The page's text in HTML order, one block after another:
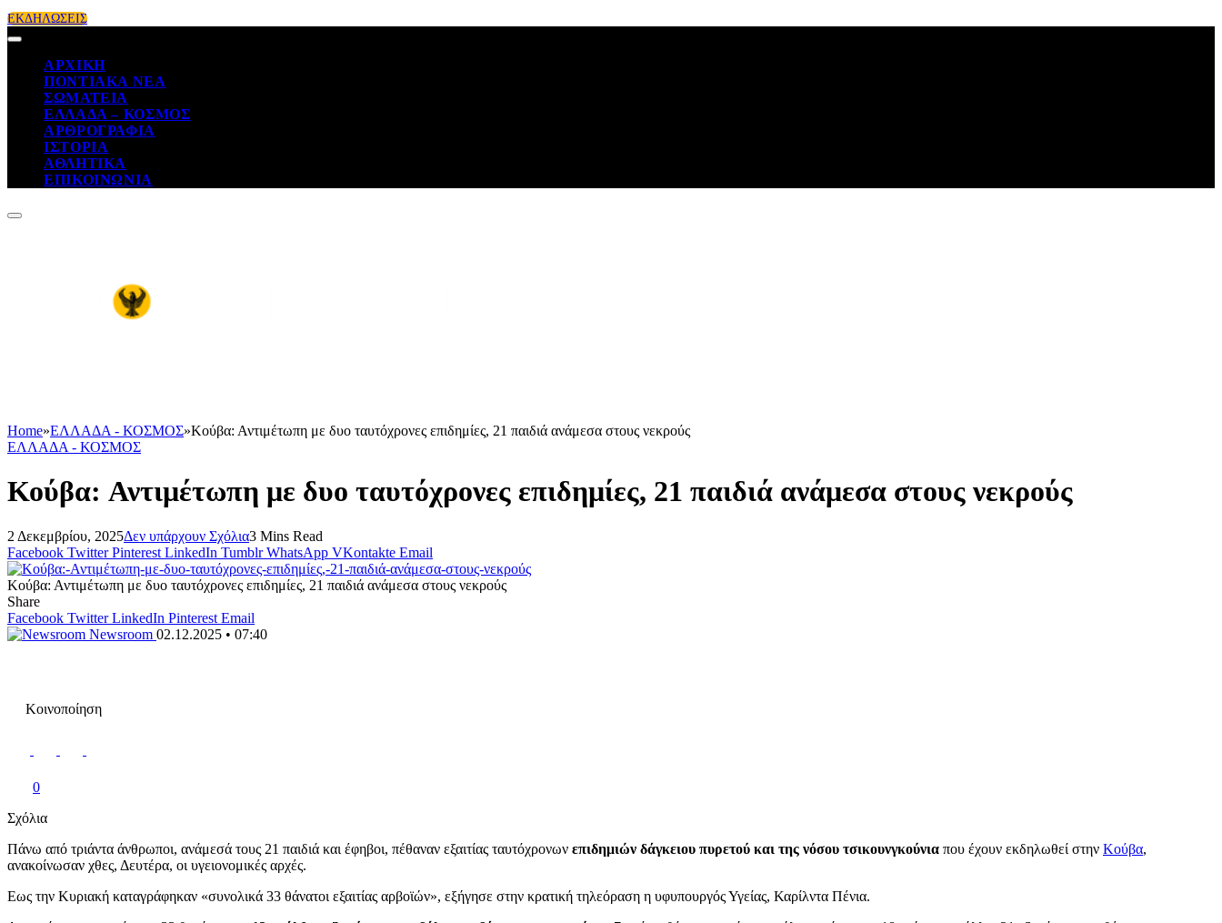
ΕΚΔΗΛΩΣΕΙΣ
ΑΡΧΙΚΗ
ΠΟΝΤΙΑΚΑ ΝΕΑ
ΣΩΜΑΤΕΙΑ
ΕΛΛΑΔΑ – ΚΟΣΜΟΣ
ΑΡΘΡΟΓΡΑΦΙΑ
ΙΣΤΟΡΙΑ
ΑΘΛΗΤΙΚΑ
ΕΠΙΚΟΙΝΩΝΙΑ
Home»ΕΛΛΑΔΑ - ΚΟΣΜΟΣ»Κούβα: Αντιμέτωπη με δυο ταυτόχρονες επιδημίες, 21 παιδιά ανάμεσα στους νεκρούς
ΕΛΛΑΔΑ - ΚΟΣΜΟΣ
Κούβα: Αντιμέτωπη με δυο ταυτόχρονες επιδημίες, 21 παιδιά ανάμεσα στους νεκρούς
2 Δεκεμβρίου, 2025Δεν υπάρχουν Σχόλια3 Mins Read
Facebook Twitter Pinterest LinkedIn Tumblr WhatsApp VKontakte Email
Κούβα: Αντιμέτωπη με δυο ταυτόχρονες επιδημίες, 21 παιδιά ανάμεσα στους νεκρούς
Share
Facebook Twitter LinkedIn Pinterest Email
Newsroom 02.12.2025 • 07:40
Κοινοποίηση
0
Σχόλια
Πάνω από τριάντα άνθρωποι, ανάμεσά τους 21 παιδιά και έφηβοι, πέθαναν εξαιτίας ταυτόχρονων επιδημιών δάγκειου πυρετού και της νόσου τσικουνγκούνια που έχουν εκδηλωθεί στην Κούβα,
ανακοίνωσαν χθες, Δευτέρα, οι υγειονομικές αρχές.
Εως την Κυριακή καταγράφηκαν «συνολικά 33 θάνατοι εξαιτίας αρβοϊών», εξήγησε στην κρατική τηλεόραση η υφυπουργός Υγείας, Καρίλντα Πένια.